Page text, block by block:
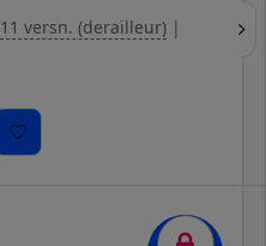
11 versn. (derailleur) |